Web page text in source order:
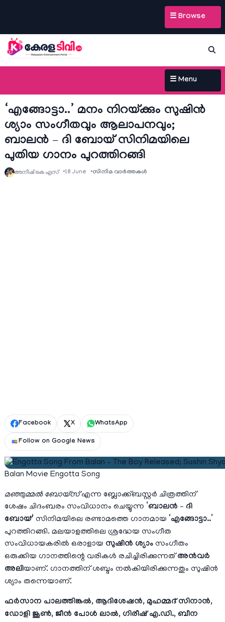
☰ Browse
☰ Menu
‘എങ്ങോട്ടാ..’ മനം നിറയ്ക്കും സുഷിൻ
ശ്യാം സംഗീതവും ആലാപനവും;
ബാലൻ – ദി ബോയ് സിനിമയിലെ
പുതിയ ഗാനം പുറത്തിറങ്ങി
അനീഷ്‌ കെ എസ് 18 June സിനിമ വാര്‍ത്തകള്‍
Facebook X WhatsApp
Follow on Google News
Balan Movie Engotta Song
മഞ്ഞുമ്മൽ ബോയ്സ്എന്ന ബ്ലോക്ക്ബസ്റ്റർ ചിത്രത്തിന്
ശേഷം ചിദംബരം സംവിധാനം ചെയ്യുന്ന ബാലൻ – ദി
ബോയ്‘ സിനിമയിലെ രണ്ടാമത്തെ ഗാനമായ ‘എങ്ങോട്ടാ..’
പുറത്തിറങ്ങി. മലയാളത്തിലെ ശ്രദ്ധേയ സംഗീത
സംവിധായകരിൽ ഒരാളായ സുഷിൻ ശ്യാം സംഗീതം
ഒരുക്കിയ ഗാനത്തിന്റെ വരികൾ രചിച്ചിരിക്കുന്നത്അൻവർ
അലിയാണ്. ഗാനത്തിന് ശബ്ദം നൽകിയിരിക്കുന്നതും സുഷിൻ
ശ്യാം തന്നെയാണ്.
ഫർസാന പാലത്തിങ്കൽ, ആദിശേഷൻ, മുഹമ്മദ് സിനാൻ,
ഡോളി ജൂൺ, ജീൻ പോൾ ലാൽ, ഗിരീഷ് എ.ഡി., ബീന